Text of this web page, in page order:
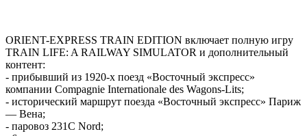
ORIENT-EXPRESS TRAIN EDITION включает полную игру
TRAIN LIFE: A RAILWAY SIMULATOR и дополнительный
контент:
- прибывший из 1920-х поезд «Восточный экспресс»
компании Compagnie Internationale des Wagons-Lits;
- исторический маршрут поезда «Восточный экспресс» Париж
— Вена;
- паровоз 231C Nord;